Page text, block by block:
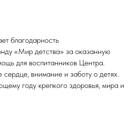
благодарность
«Мир детства» за оказанную
для воспитанников Центра.
внимание и заботу о детях.
году крепкого здоровья, мира и